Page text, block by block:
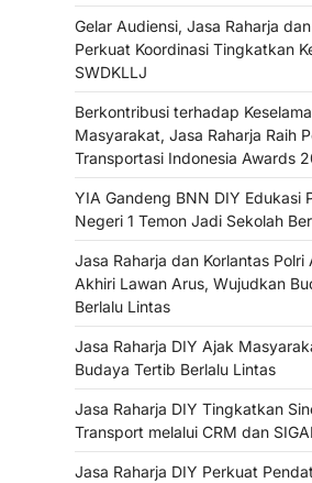
Gelar Audiensi, Jasa Raharja
Perkuat Koordinasi Tingkatkan
SWDKLLJ
Berkontribusi terhadap
Masyarakat, Jasa Raharja Raih
Transportasi Indonesia Awards
YIA Gandeng BNN DIY Edukasi
Negeri 1 Temon Jadi Sekolah
Jasa Raharja dan Korlantas
Akhiri Lawan Arus, Wujudkan
Berlalu Lintas
Jasa Raharja DIY Ajak
Budaya Tertib Berlalu Lintas
Jasa Raharja DIY Tingkatkan
Transport melalui CRM dan
Jasa Raharja DIY Perkuat